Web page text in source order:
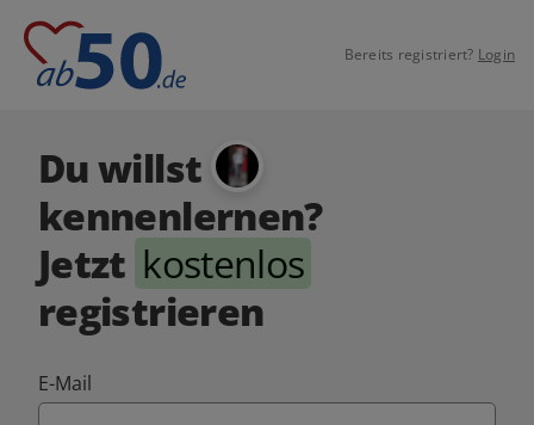
Bereits registriert? Login
Du willst
kennenlernen?
Jetzt kostenlos
registrieren
E-Mail